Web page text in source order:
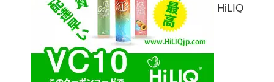
HiLIQ